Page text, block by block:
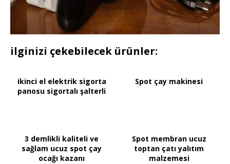
ilginizi çekebilecek ürünler:
ikinci el elektrik sigorta
panosu sigortalı şalterli
Spot çay makinesi
3 demlikli kaliteli ve
sağlam ucuz spot çay
ocağı kazanı
Spot membran ucuz
toptan çatı yalıtım
malzemesi